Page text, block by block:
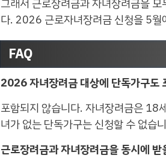
다. 2026 근로자녀장려금 신청을 5월
FAQ
2026 자녀장려금 대상에 단독가구도
포함되지 않습니다. 자녀장려금은 18
녀가 없는 단독가구는 신청할 수 없습
근로장려금과 자녀장려금을 동시에 받